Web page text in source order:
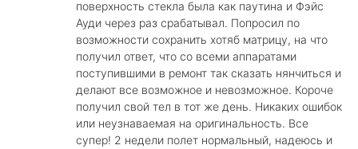
поверхность стекла была как паутина и Фэйс
Ауди через раз срабатывал. Попросил по
возможности сохранить хотяб матрицу, на что
получил ответ, что со всеми аппаратами
поступившими в ремонт так сказать нянчиться и
делают все возможное и невозможное. Короче
получил свой тел в тот же день. Никаких ошибок
или неузнаваемая на оригинальность. Все
супер! 2 недели полет нормальный, надеюсь и